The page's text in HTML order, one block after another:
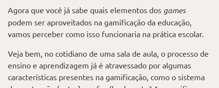
Agora que você já sabe quais elementos dos games
podem ser aproveitados na gamificação da educação,
vamos perceber como isso funcionaria na prática escolar.
Veja bem, no cotidiano de uma sala de aula, o processo de
ensino e aprendizagem já é atravessado por algumas
características presentes na gamificação, como o sistema